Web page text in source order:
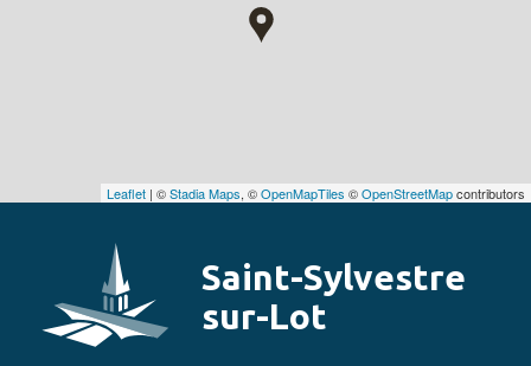
Saint-Sylvestre
sur-Lot
Leaflet | ©Stadia Maps, ©OpenMapTiles ©OpenStreetMapcontributors